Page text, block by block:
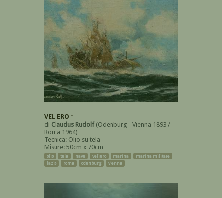
VELIERO *
di Claudus Rudolf(Odenburg - Vienna 1893 /
Roma 1964)
Tecnica: Olio su tela
Misure: 50cm x 70cm
olio tela nave veliero marina
marina militare
lazio
roma odenburg vienna